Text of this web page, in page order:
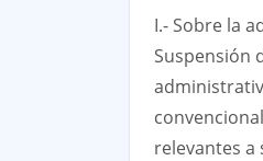
I.- Sobre la
Suspensión
relevantes